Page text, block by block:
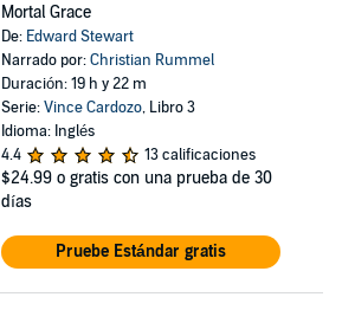
Mortal Grace
De: Edward Stewart
Narrado por:Christian Rummel
Duración: 19 h y 22 m
Serie:Vince Cardozo, Libro 3
Idioma: Inglés
4.4
13 calificaciones
$24.99 o gratis con una prueba de 30
días
Pruebe Estándar gratis